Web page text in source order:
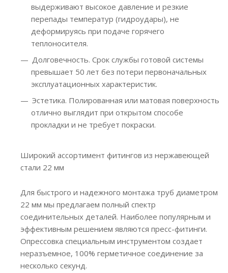
выдерживают высокое давление и резкие
перепады температур (гидроудары), не
деформируясь при подаче горячего
теплоносителя.
Долговечность. Срок службы готовой системы
превышает 50 лет без потери первоначальных
эксплуатационных характеристик.
Эстетика. Полированная или матовая поверхность
отлично выглядит при открытом способе
прокладки и не требует покраски.
Широкий ассортимент фитингов из нержавеющей
стали 22 мм
Для быстрого и надежного монтажа труб диаметром
22 мм мы предлагаем полный спектр
соединительных деталей. Наиболее популярным и
эффективным решением являются пресс-фитинги.
Опрессовка специальным инструментом создает
неразъемное, 100% герметичное соединение за
несколько секунд.